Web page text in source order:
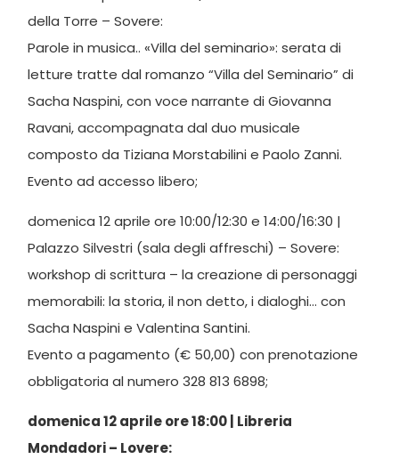
della Torre – Sovere:
Parole in musica.. «Villa del seminario»: serata di
letture tratte dal romanzo “Villa del Seminario” di
Sacha Naspini, con voce narrante di Giovanna
Ravani, accompagnata dal duo musicale
composto da Tiziana Morstabilini e Paolo Zanni.
Evento ad accesso libero;
domenica 12 aprile ore 10:00/12:30 e 14:00/16:30 |
Palazzo Silvestri (sala degli affreschi) – Sovere:
workshop di scrittura – la creazione di personaggi
memorabili: la storia, il non detto, i dialoghi… con
Sacha Naspini e Valentina Santini.
Evento a pagamento (€ 50,00) con prenotazione
obbligatoria al numero 328 813 6898;
domenica 12 aprile ore 18:00 | Libreria
Mondadori – Lovere: